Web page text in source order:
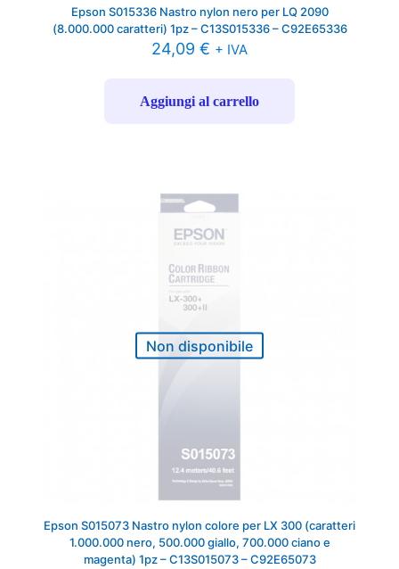
Epson S015336 Nastro nylon nero per LQ 2090
(8.000.000 caratteri) 1pz – C13S015336 – C92E65336
24,09 € + IVA
Aggiungi al carrello
Non disponibile
Epson S015073 Nastro nylon colore per LX 300 (caratteri
1.000.000 nero, 500.000 giallo, 700.000 ciano e
magenta) 1pz – C13S015073 – C92E65073